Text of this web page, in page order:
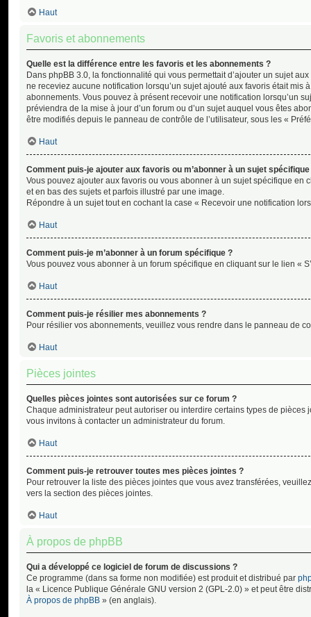
Haut
Favoris et abonnements
Quelle est la différence entre les favoris et les abonnements ?
Dans phpBB 3.0, la fonctionnalité qui vous permettait d’ajouter un sujet
ne receviez aucune notification lorsqu’un sujet ajouté aux favoris était
abonnements. Vous pouvez à présent recevoir une notification lorsqu’un
préviendra de la mise à jour d’un forum ou d’un sujet auquel vous êtes
être modifiés depuis le panneau de contrôle de l’utilisateur, sous les «
Haut
Comment puis-je ajouter aux favoris ou m’abonner à un sujet spécifique
Vous pouvez ajouter aux favoris ou vous abonner à un sujet spécifique
et en bas des sujets et parfois illustré par une image.
Répondre à un sujet tout en cochant la case « Recevoir une notification
Haut
Comment puis-je m’abonner à un forum spécifique ?
Vous pouvez vous abonner à un forum spécifique en cliquant sur le lien «
Haut
Comment puis-je résilier mes abonnements ?
Pour résilier vos abonnements, veuillez vous rendre dans le panneau de
Haut
Pièces jointes
Quelles pièces jointes sont autorisées sur ce forum ?
Chaque administrateur peut autoriser ou interdire certains types de
vous invitons à contacter un administrateur du forum.
Haut
Comment puis-je retrouver toutes mes pièces jointes ?
Pour retrouver la liste des pièces jointes que vous avez transférées,
vers la section des pièces jointes.
Haut
À propos de phpBB
Qui a développé ce logiciel de forum de discussions ?
Ce programme (dans sa forme non modifiée) est produit et distribué par
la « Licence Publique Générale GNU version 2 (GPL-2.0) » et peut être
À propos de phpBB » (en anglais).